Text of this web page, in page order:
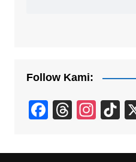
Follow Kami:
F
c
T
e
In
a
Ti
T